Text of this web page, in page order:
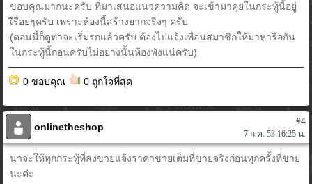
ขอบคุณมากนะครับ ที่มาเสนอแนวความคิด จะเข้ามาคุยในกระทู้นี้อยู่
เืรื่อยๆครับ เพราะห้องนี้สร้างยากจริงๆ ครับ
(ตอนนี้ก็ดูท่าจะเริ่มรกแล้วครับ ต้องไปแจ้งเพื่อนสมาชิกให้มาหารือกัน
ในกระทู้นี้ก่อนครับไม่อย่างนั้นห้องพังแน่ครับ)
0 ขอบคุณ 0 ถูกใจที่สุด
onlinetheshop
#4
7 ก.ค. 53 16:25 น.
น่าจะให้ทุกกระทู้ที่ลงขายแจ้งราคาขายเต็มที่ขายจริงก่อนทุกครั้งที่ขาย
นะค่ะ